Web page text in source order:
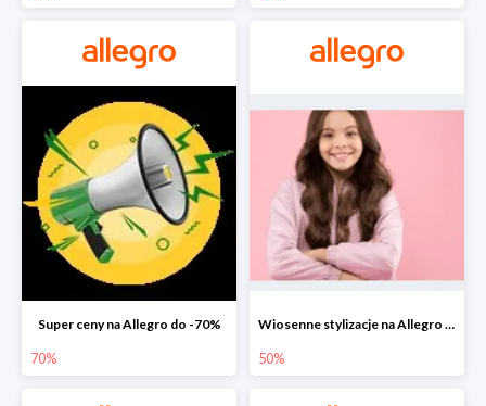
Super ceny na Allegro do -70%
70%
Wiosenne stylizacje na Allegro do -50%
50%